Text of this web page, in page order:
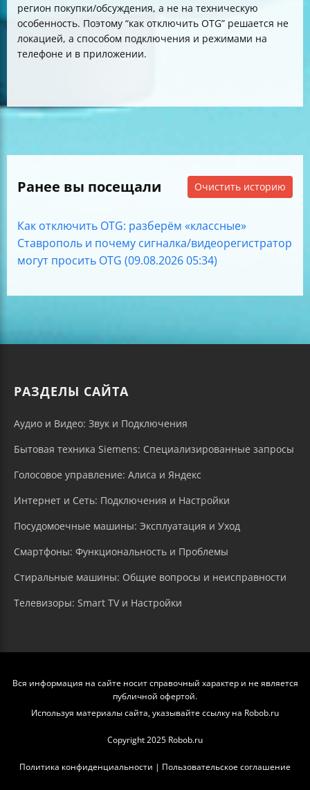
регион покупки/обсуждения, а не на техническую
особенность. Поэтому “как отключить OTG” решается не
локацией, а способом подключения и режимами на
телефоне и в приложении.
Ранее вы посещали Очистить историю
Как отключить OTG: разберём «классные»
Ставрополь и почему сигналка/видеорегистратор
могут просить OTG (09.08.2026 05:34)
РАЗДЕЛЫ САЙТА
Аудио и Видео: Звук и Подключения
Бытовая техника Siemens: Специализированные запросы
Голосовое управление: Алиса и Яндекс
Интернет и Сеть: Подключения и Настройки
Посудомоечные машины: Эксплуатация и Уход
Смартфоны: Функциональность и Проблемы
Стиральные машины: Общие вопросы и неисправности
Телевизоры: Smart TV и Настройки
Вся информация на сайте носит справочный характер и не является
публичной офертой.
Используя материалы сайта, указывайте ссылку на Robob.ru
Copyright 2025 Robob.ru
Политика конфиденциальности | Пользовательское соглашение